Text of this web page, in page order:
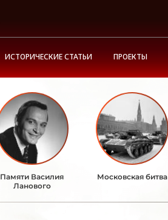
ИСТОРИЧЕСКИЕ СТАТЬИ ПРОЕКТЫ
Памяти Василия
Ланового
Московская битва